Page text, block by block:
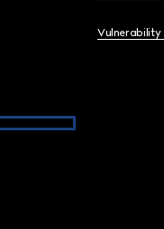
Vulnerability